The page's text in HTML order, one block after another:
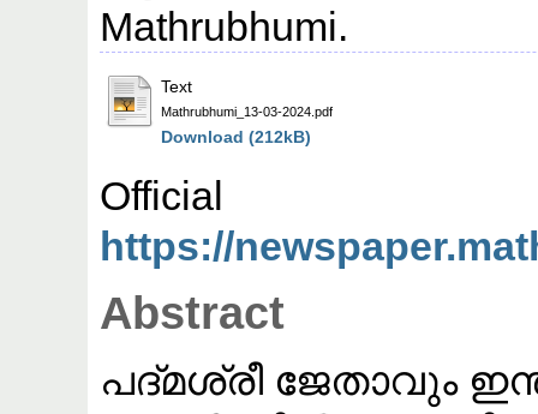
Mathrubhumi.
Text
Mathrubhumi_13-03-2024.pdf
Download (212kB)
https://
Abstract
പദ്മശ്രീ ജേതാവും